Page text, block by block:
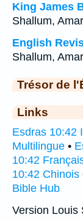
King James
Shallum,
English
Shallum,
Trésor de
Links
Esdras 10:42
Multilingue •
10:42
10:42 Chinois
Bible Hub
Version Louis